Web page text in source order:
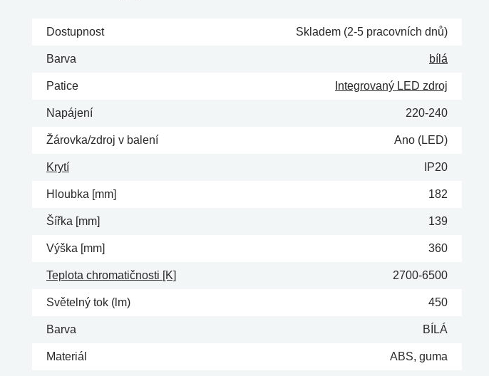
Dostupnost Skladem (2-5 pracovních dnů)
Barva bílá
Patice Integrovaný LED zdroj
Napájení 220-240
Žárovka/zdroj v balení Ano (LED)
Krytí IP20
Hloubka [mm] 182
Šířka [mm] 139
Výška [mm] 360
Teplota chromatičnosti [K] 2700-6500
Světelný tok (lm) 450
Barva BÍLÁ
Materiál ABS, guma